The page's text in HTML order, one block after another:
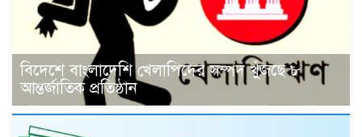
বিদেশে বাংলাদেশি খেলাপিদের সম্পদ খুঁজছে ৮
আন্তর্জাতিক প্রতিষ্ঠান